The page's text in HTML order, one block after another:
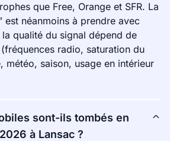
que Free, Orange et SFR. La
est néanmoins à prendre avec
qualité du signal dépend de
radio, saturation du
météo, saison, usage en intérieur
sont-ils tombés en
à Lansac ?